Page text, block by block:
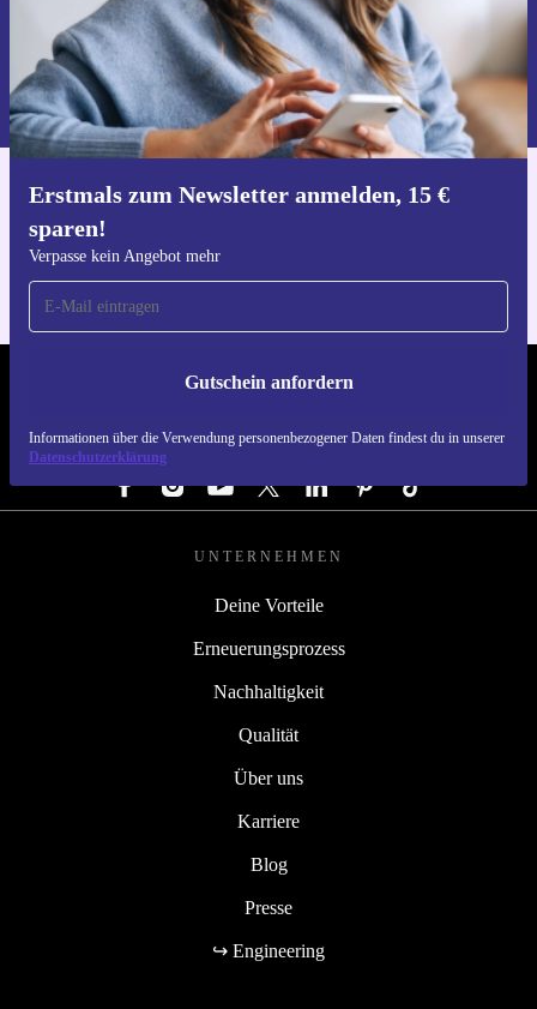
Erstmals zum Newsletter anmelden, 15 €
sparen!
Verpasse kein Angebot mehr
Gutschein anfordern
Informationen über die Verwendung personenbezogener Daten findest du in unserer
Datenschutzerklärung
Gutschein anfordern
Informationen über die Verwendung personenbezogener Daten findest
du in unserer
Datenschutzerklärung.
Hol dir die refurbed-App
REFURBED DEUTSCHLAND - RETHINK NEW.
FOLGE UNS
UNTERNEHMEN
Deine Vorteile
Erneuerungsprozess
Nachhaltigkeit
Qualität
Über uns
Karriere
Blog
Presse
↪ Engineering